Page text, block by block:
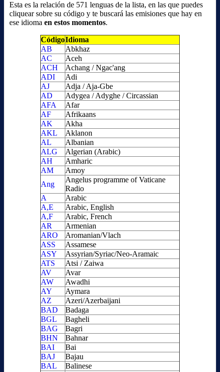
Esta es la relación de 571 lenguas de la lista, en las que puedes
cliquear sobre su código y te buscará las emisiones que hay en
ese idioma en estos momentos.
CódigoIdioma
AB
Abkhaz
AC
Aceh
ACH
Achang / Ngac'ang
ADI
Adi
AJ
Adja / Aja-Gbe
AD
Adygea / Adyghe / Circassian
AFA
Afar
AF
Afrikaans
AK
Akha
AKL
Aklanon
AL
Albanian
ALG
Algerian (Arabic)
AH
Amharic
AM
Amoy
Ang
Angelus programme of Vaticane
Radio
A
Arabic
A,E
Arabic, English
A,F
Arabic, French
AR
Armenian
ARO
Aromanian/Vlach
ASS
Assamese
ASY
Assyrian/Syriac/Neo-Aramaic
ATS
Atsi / Zaiwa
AV
Avar
AW
Awadhi
AY
Aymara
AZ
Azeri/Azerbaijani
BAD
Badaga
BGL
Bagheli
BAG
Bagri
BHN
Bahnar
BAI
Bai
BAJ
Bajau
BAL
Balinese